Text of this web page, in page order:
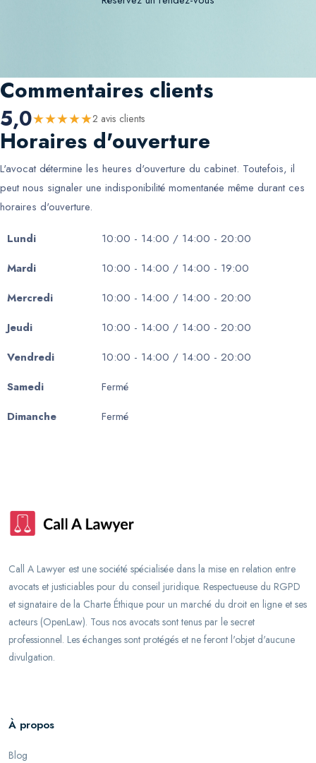
Commentaires clients
5,0★★★★★2 avis clients
Horaires d'ouverture
L'avocat détermine les heures d'ouverture du cabinet. Toutefois, il
peut nous signaler une indisponibilité momentanée même durant ces
horaires d'ouverture.
Lundi
10:00 - 14:00 / 14:00 - 20:00
Mardi
10:00 - 14:00 / 14:00 - 19:00
Mercredi
10:00 - 14:00 / 14:00 - 20:00
Jeudi
10:00 - 14:00 / 14:00 - 20:00
Vendredi
10:00 - 14:00 / 14:00 - 20:00
Samedi
Fermé
Dimanche
Fermé
Call A Lawyer est une société spécialisée dans la mise en relation entre
avocats et justiciables pour du conseil juridique. Respectueuse du RGPD
et signataire de la Charte Éthique pour un marché du droit en ligne et ses
acteurs (OpenLaw). Tous nos avocats sont tenus par le secret
professionnel. Les échanges sont protégés et ne feront l'objet d'aucune
divulgation.
À propos
Blog